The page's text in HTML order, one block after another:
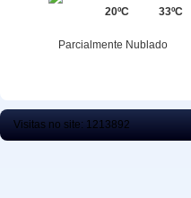
33ºC
20ºC
Parcialmente Nublado
Visitas no site: 1213892